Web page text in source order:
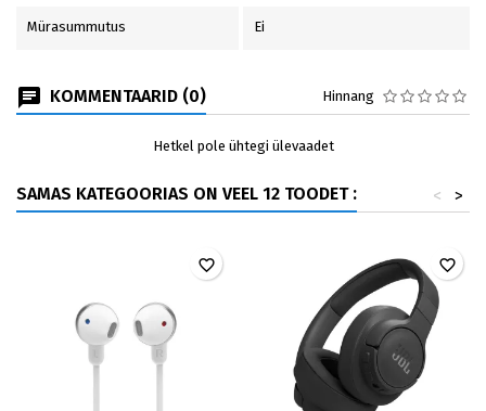
Mürasummutus Ei
KOMMENTAARID (0) Hinnang
Hetkel pole ühtegi ülevaadet
SAMAS KATEGOORIAS ON VEEL 12 TOODET : >
<
favorite_border favorite_border